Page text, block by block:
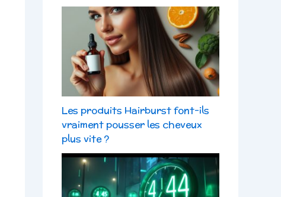
Les produits Hairburst font-ils
vraiment pousser les cheveux
plus vite ?